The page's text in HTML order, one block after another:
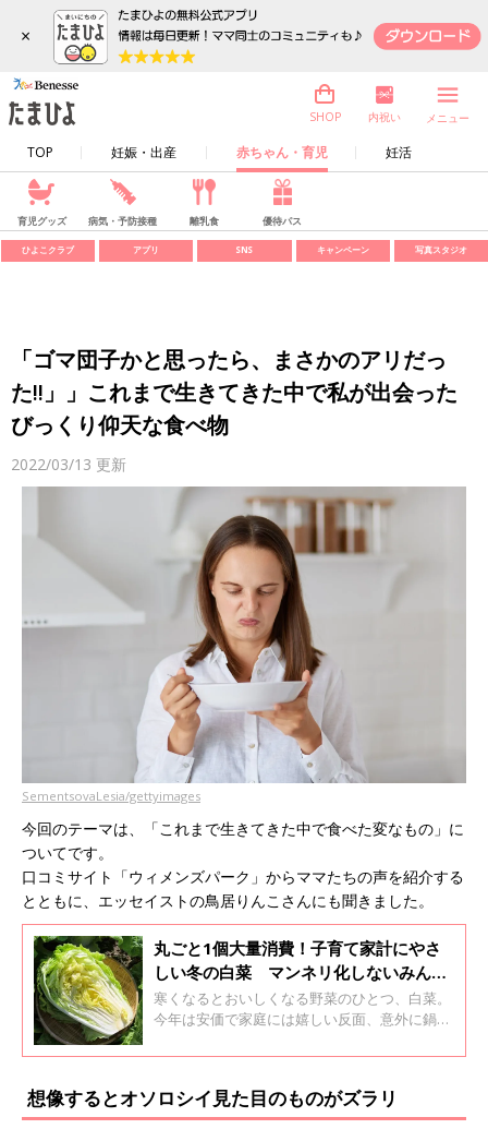
×
TOP 妊娠・出産 赤ちゃん・育児 妊活
SHOP 内祝い メニュー
育児グッズ 病気・予防接種 離乳食 優待パス
ひよこクラブ アプリ SNS キャンペーン 写真スタジオ
「ゴマ団子かと思ったら、まさかのアリだっ
た!!」」これまで生きてきた中で私が出会った
びっくり仰天な食べ物
2022/03/13 更新
SementsovaLesia/gettyimages
今回のテーマは、「これまで生きてきた中で食べた変なもの」に
ついてです。
口コミサイト「ウィメンズパーク」からママたちの声を紹介する
とともに、エッセイストの鳥居りんこさんにも聞きました。
丸ごと1個大量消費！子育て家計にやさ
しい冬の白菜 マンネリ化しないみんな
のおすすめレシピ
寒くなるとおいしくなる野菜のひとつ、白菜。
今年は安価で家庭には嬉しい反面、意外に鍋ば
むことも。そこで、クチコミサイト「ウィメン
量消費レシピと、料理研究家のほりえさちこさ
んにおいしい白菜レシピを紹介いただきまし
想像するとオソロシイ見た目のものがズラリ